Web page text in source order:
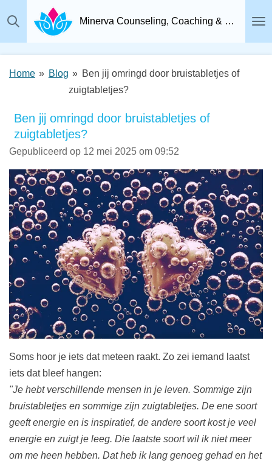
Ga
direct
hoofdinhoud
Minerva Counseling, Coaching & Relatietherapie, Psychosociaal Therapeut Breda
Home » Blog » Ben jij omringd door bruistabletjes of
zuigtabletjes?
Ben jij omringd door bruistabletjes of
zuigtabletjes?
Gepubliceerd op 12 mei 2025 om 09:52
Soms hoor je iets dat meteen raakt. Zo zei iemand laatst
iets dat bleef hangen:
"Je hebt verschillende mensen in je leven. Sommige zijn
bruistabletjes en sommige zijn zuigtabletjes. De ene soort
geeft energie en is inspiratief, de andere soort kost je veel
energie en zuigt je leeg. Die laatste soort wil ik niet meer
om me heen hebben. Dat heb ik lang genoeg gehad en het